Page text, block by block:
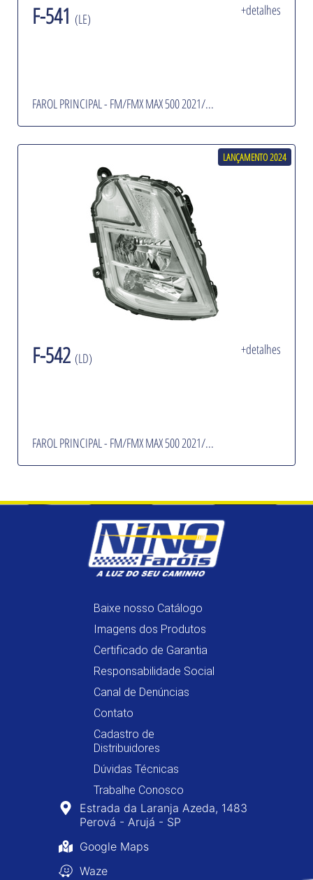
F-541 (LE)
+detalhes
FAROL PRINCIPAL - FM/FMX MAX 500 2021/...
LANÇAMENTO 2024
F-542 (LD)
+detalhes
FAROL PRINCIPAL - FM/FMX MAX 500 2021/...
Baixe nosso Catálogo
Imagens dos Produtos
Certificado de Garantia
Responsabilidade Social
Canal de Denúncias
Contato
Cadastro de
Distribuidores
Dúvidas Técnicas
Trabalhe Conosco
Estrada da Laranja Azeda, 1483
Perová - Arujá - SP
Google Maps
Waze